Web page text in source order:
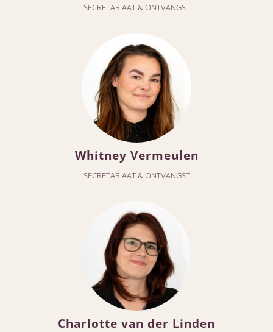
SECRETARIAAT & ONTVANGST
Whitney Vermeulen
SECRETARIAAT & ONTVANGST
Charlotte van der Linden